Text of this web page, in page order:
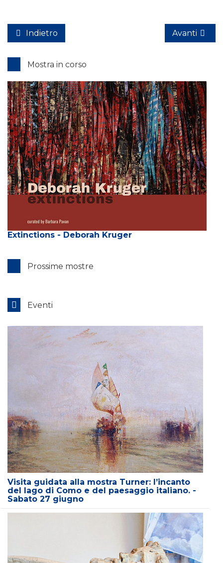
Indietro Avanti
Mostra in corso
Extinctions - Deborah Kruger
Prossime mostre
Eventi
Visita guidata alla mostra Turner: l’incanto
del lago di Como e del paesaggio italiano. -
Sabato 27 giugno